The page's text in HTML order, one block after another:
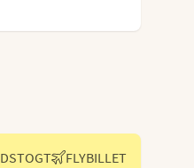
FLYBILLET